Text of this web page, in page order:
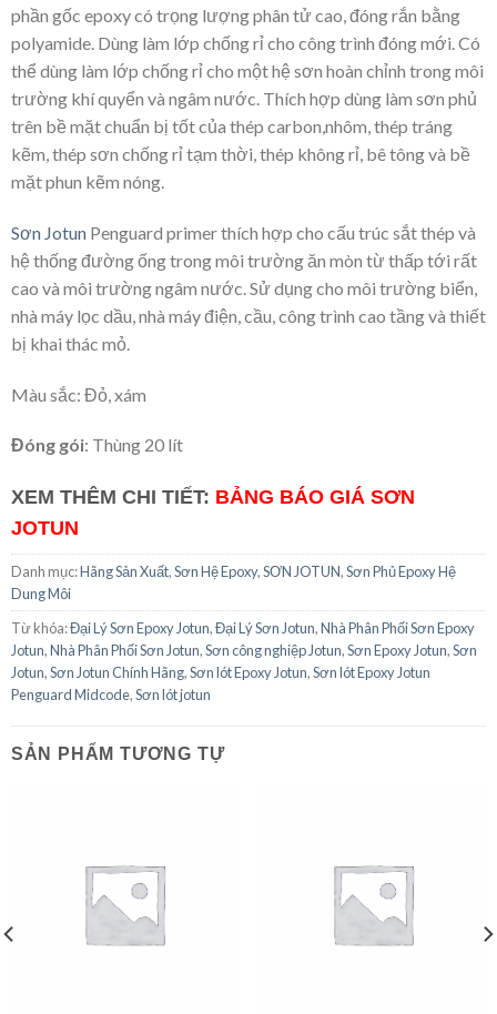
phần gốc epoxy có trọng lượng phân tử cao, đóng rắn bằng
polyamide. Dùng làm lớp chống rỉ cho công trình đóng mới. Có
thể dùng làm lớp chống rỉ cho một hệ sơn hoàn chỉnh trong môi
trường khí quyển và ngâm nước. Thích hợp dùng làm sơn phủ
trên bề mặt chuẩn bị tốt của thép carbon,nhôm, thép tráng
kẽm, thép sơn chống rỉ tạm thời, thép không rỉ, bê tông và bề
mặt phun kẽm nóng.
Sơn JotunPenguard primer thích hợp cho cấu trúc sắt thép và
hệ thống đường ống trong môi trường ăn mòn từ thấp tới rất
cao và môi trường ngâm nước. Sử dụng cho môi trường biển,
nhà máy lọc dầu, nhà máy điện, cầu, công trình cao tầng và thiết
bị khai thác mỏ.
Màu sắc: Đỏ, xám
Đóng gói: Thùng 20 lít
XEM THÊM CHI TIẾT: BẢNG BÁO GIÁ SƠN
JOTUN
Danh mục:Hãng Sản Xuất,Sơn Hệ Epoxy,SƠN JOTUN,Sơn Phủ Epoxy Hệ
Dung Môi
Từ khóa:Đại Lý Sơn Epoxy Jotun,Đại Lý Sơn Jotun,Nhà Phân Phối Sơn Epoxy
Jotun,Nhà Phân Phối Sơn Jotun,Sơn công nghiệp Jotun,Sơn Epoxy Jotun,Sơn
Jotun,Sơn Jotun Chính Hãng,Sơn lót Epoxy Jotun,Sơn lót Epoxy Jotun
Penguard Midcode,Sơn lót jotun
SẢN PHẨM TƯƠNG TỰ